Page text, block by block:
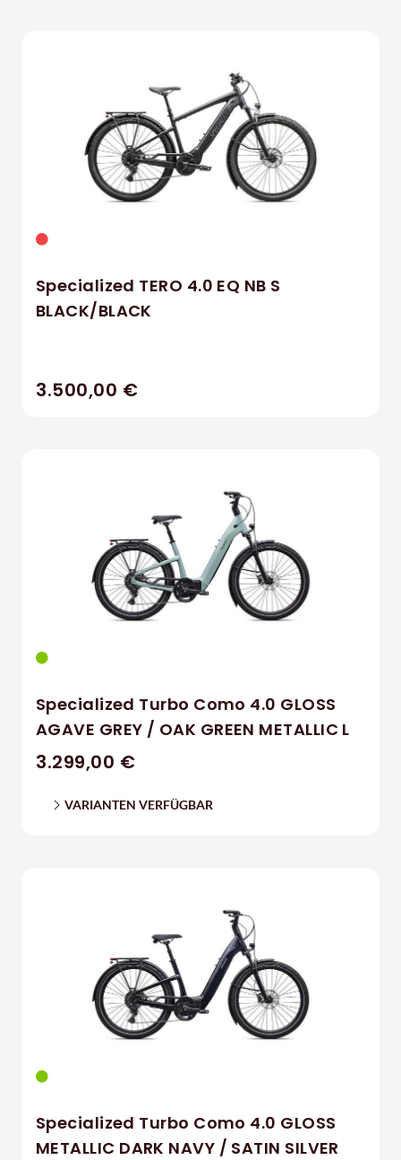
Specialized TERO 4.0 EQ NB S
BLACK/BLACK
3.500,00 €
Specialized Turbo Como 4.0 GLOSS
AGAVE GREY / OAK GREEN METALLIC L
3.299,00 €
VARIANTEN VERFÜGBAR
Specialized Turbo Como 4.0 GLOSS
METALLIC DARK NAVY / SATIN SILVER